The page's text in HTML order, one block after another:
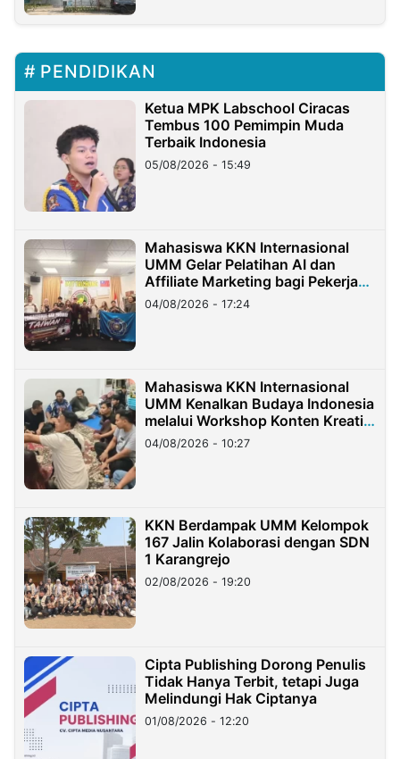
PENDIDIKAN
Ketua MPK Labschool Ciracas
Tembus 100 Pemimpin Muda
Terbaik Indonesia
05/08/2026 - 15:49
Mahasiswa KKN Internasional
UMM Gelar Pelatihan AI dan
Affiliate Marketing bagi Pekerja
Migran Indonesia di Taiwan
04/08/2026 - 17:24
Mahasiswa KKN Internasional
UMM Kenalkan Budaya Indonesia
melalui Workshop Konten Kreatif
di Taiwan
04/08/2026 - 10:27
KKN Berdampak UMM Kelompok
167 Jalin Kolaborasi dengan SDN
1 Karangrejo
02/08/2026 - 19:20
Cipta Publishing Dorong Penulis
Tidak Hanya Terbit, tetapi Juga
Melindungi Hak Ciptanya
01/08/2026 - 12:20